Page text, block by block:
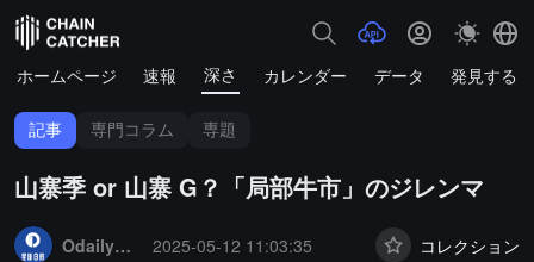
ホームページ 速報 深さ カレンダー データ 発見する
記事 専門コラム 専題
山寨季 or 山寨 G？「局部牛市」のジレンマ
OdailyNews
2025-05-12 11:03:35 コレクション